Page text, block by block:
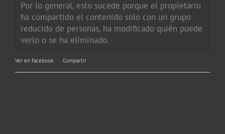
Por lo general, esto sucede porque el propietario
ha compartido el contenido solo con un grupo
reducido de personas, ha modificado quién puede
verlo o se ha eliminado.
Ver en facebook · Compartir